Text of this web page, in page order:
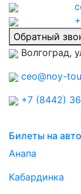
Обратный
Волгоград,
ceo@noy-
+7 (8442)
Билеты на
Анапа
Кабардинка